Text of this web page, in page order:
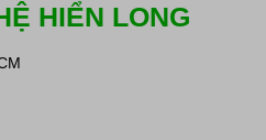
HIỂN LONG